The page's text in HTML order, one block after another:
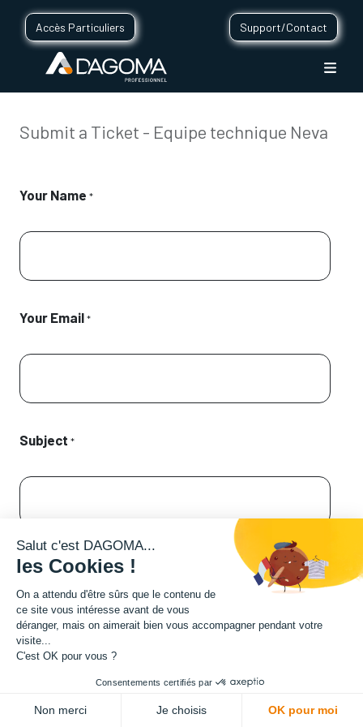
Accès Particuliers Support/Contact
Submit a Ticket - Equipe technique Neva
Your Name *
Your Email *
Subject *
Description
Salut c'est DAGOMA...
les Cookies !
On a attendu d'être sûrs que le contenu de
ce site vous intéresse avant de vous
déranger, mais on aimerait bien vous accompagner pendant votre
visite...
C'est OK pour vous ?
Consentements certifiés par
Non merci Je choisis OK pour moi